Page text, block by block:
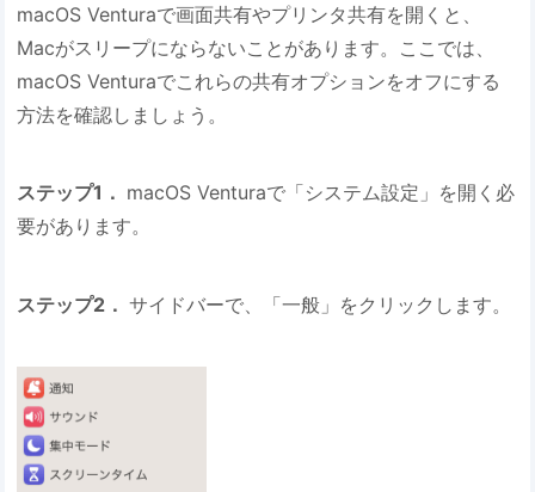
macOS Venturaで画面共有やプリンタ共有を開くと、
Macがスリープにならないことがあります。ここでは、
macOS Venturaでこれらの共有オプションをオフにする
方法を確認しましょう。
ステップ1． macOS Venturaで「システム設定」を開く必
要があります。
ステップ2．サイドバーで、「一般」をクリックします。